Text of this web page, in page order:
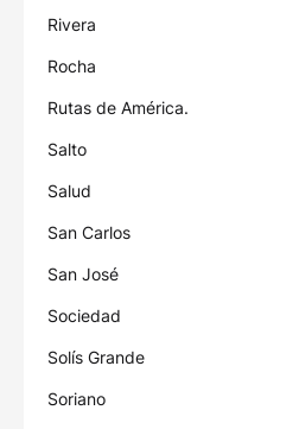
Rivera
Rocha
Rutas de América.
Salto
Salud
San Carlos
San José
Sociedad
Solís Grande
Soriano